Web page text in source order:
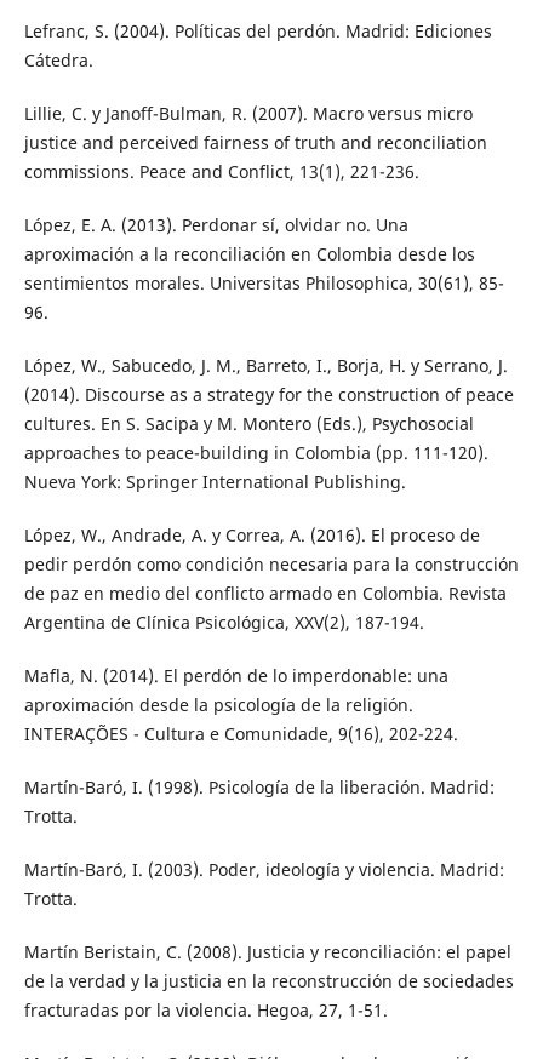
Lefranc, S. (2004). Políticas del perdón. Madrid: Ediciones
Cátedra.
Lillie, C. y Janoff-Bulman, R. (2007). Macro versus micro
justice and perceived fairness of truth and reconciliation
commissions. Peace and Conflict, 13(1), 221-236.
López, E. A. (2013). Perdonar sí, olvidar no. Una
aproximación a la reconciliación en Colombia desde los
sentimientos morales. Universitas Philosophica, 30(61), 85-
96.
López, W., Sabucedo, J. M., Barreto, I., Borja, H. y Serrano, J.
(2014). Discourse as a strategy for the construction of peace
cultures. En S. Sacipa y M. Montero (Eds.), Psychosocial
approaches to peace-building in Colombia (pp. 111-120).
Nueva York: Springer International Publishing.
López, W., Andrade, A. y Correa, A. (2016). El proceso de
pedir perdón como condición necesaria para la construcción
de paz en medio del conflicto armado en Colombia. Revista
Argentina de Clínica Psicológica, XXV(2), 187-194.
Mafla, N. (2014). El perdón de lo imperdonable: una
aproximación desde la psicología de la religión.
INTERAÇÕES - Cultura e Comunidade, 9(16), 202-224.
Martín-Baró, I. (1998). Psicología de la liberación. Madrid:
Trotta.
Martín-Baró, I. (2003). Poder, ideología y violencia. Madrid:
Trotta.
Martín Beristain, C. (2008). Justicia y reconciliación: el papel
de la verdad y la justicia en la reconstrucción de sociedades
fracturadas por la violencia. Hegoa, 27, 1-51.